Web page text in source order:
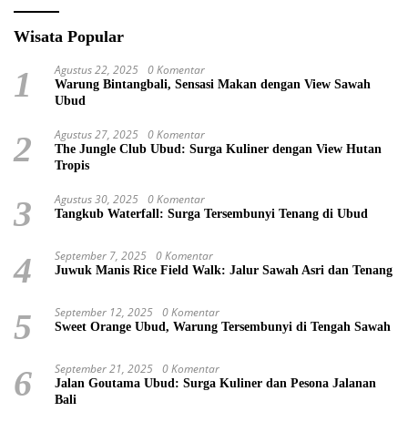
Wisata Popular
1 Agustus 22, 2025 0 Komentar
Warung Bintangbali, Sensasi Makan dengan View Sawah
Ubud
2 Agustus 27, 2025 0 Komentar
The Jungle Club Ubud: Surga Kuliner dengan View Hutan
Tropis
3 Agustus 30, 2025 0 Komentar
Tangkub Waterfall: Surga Tersembunyi Tenang di Ubud
4 September 7, 2025 0 Komentar
Juwuk Manis Rice Field Walk: Jalur Sawah Asri dan Tenang
5 September 12, 2025 0 Komentar
Sweet Orange Ubud, Warung Tersembunyi di Tengah Sawah
6 September 21, 2025 0 Komentar
Jalan Goutama Ubud: Surga Kuliner dan Pesona Jalanan
Bali